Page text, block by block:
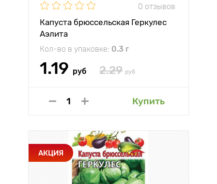
0 отзывов
Капуста брюссельская Геркулес
Аэлита
Кол-во в упаковке: 0.3 г
1.19 руб 2.29 руб
Купить
АКЦИЯ